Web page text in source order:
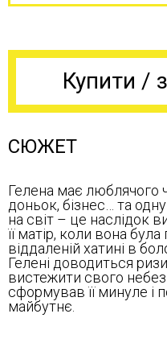
Купити /
СЮЖЕТ
Гелена має люблячого
доньок, бізнес… та
на світ – це наслідок
її матір, коли вона
віддаленій хатині в
Гелені доводиться
вистежити свого
сформував її минуле і
майбутнє.